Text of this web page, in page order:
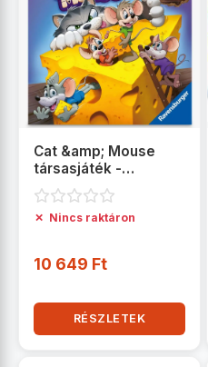
Cat &amp; Mouse
társasjáték -
Ravensburger
✗ Nincs raktáron
10 649 Ft
RÉSZLETEK